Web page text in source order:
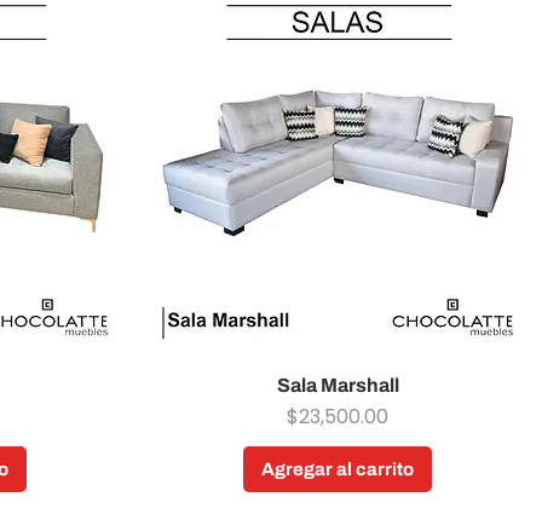
Vista rápida
Sala Marshall
Precio
$23,500.00
Agregar al carrito